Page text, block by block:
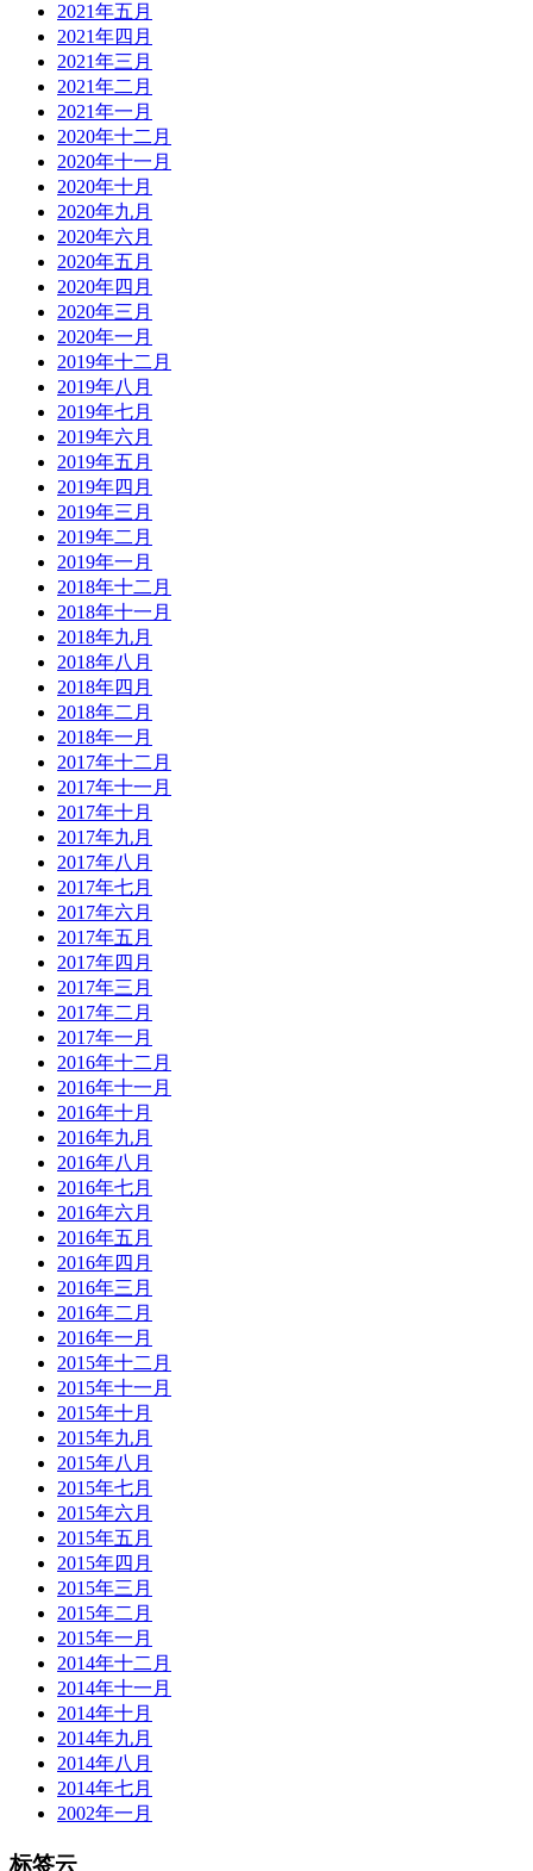
2021年五月
2021年四月
2021年三月
2021年二月
2021年一月
2020年十二月
2020年十一月
2020年十月
2020年九月
2020年六月
2020年五月
2020年四月
2020年三月
2020年一月
2019年十二月
2019年八月
2019年七月
2019年六月
2019年五月
2019年四月
2019年三月
2019年二月
2019年一月
2018年十二月
2018年十一月
2018年九月
2018年八月
2018年四月
2018年二月
2018年一月
2017年十二月
2017年十一月
2017年十月
2017年九月
2017年八月
2017年七月
2017年六月
2017年五月
2017年四月
2017年三月
2017年二月
2017年一月
2016年十二月
2016年十一月
2016年十月
2016年九月
2016年八月
2016年七月
2016年六月
2016年五月
2016年四月
2016年三月
2016年二月
2016年一月
2015年十二月
2015年十一月
2015年十月
2015年九月
2015年八月
2015年七月
2015年六月
2015年五月
2015年四月
2015年三月
2015年二月
2015年一月
2014年十二月
2014年十一月
2014年十月
2014年九月
2014年八月
2014年七月
2002年一月
标签云